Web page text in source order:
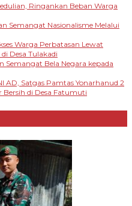
Ringankan Beban Warga
Semangat Nasionalisme Melalui
Warga Perbatasan Lewat
Desa Tulakadi
Semangat Bela Negara kepada
AD, Satgas Pamtas Yonarhanud 2
di Desa Fatumuti